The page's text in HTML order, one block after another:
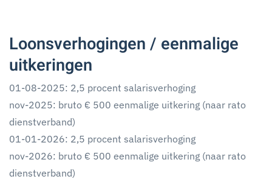
Loonsverhogingen / eenmalige
uitkeringen
01-08-2025: 2,5 procent salarisverhoging
nov-2025: bruto € 500 eenmalige uitkering (naar rato
dienstverband)
01-01-2026: 2,5 procent salarisverhoging
nov-2026: bruto € 500 eenmalige uitkering (naar rato
dienstverband)